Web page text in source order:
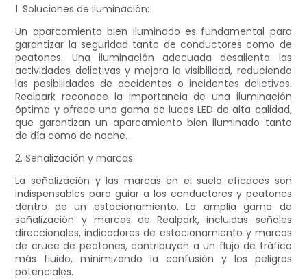
1. Soluciones de iluminación:
Un aparcamiento bien iluminado es fundamental para
garantizar la seguridad tanto de conductores como de
peatones. Una iluminación adecuada desalienta las
actividades delictivas y mejora la visibilidad, reduciendo
las posibilidades de accidentes o incidentes delictivos.
Realpark reconoce la importancia de una iluminación
óptima y ofrece una gama de luces LED de alta calidad,
que garantizan un aparcamiento bien iluminado tanto
de día como de noche.
2. Señalización y marcas:
La señalización y las marcas en el suelo eficaces son
indispensables para guiar a los conductores y peatones
dentro de un estacionamiento. La amplia gama de
señalización y marcas de Realpark, incluidas señales
direccionales, indicadores de estacionamiento y marcas
de cruce de peatones, contribuyen a un flujo de tráfico
más fluido, minimizando la confusión y los peligros
potenciales.